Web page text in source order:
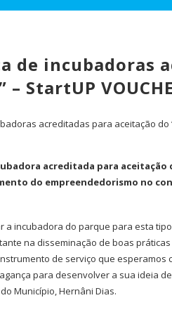
de incubadoras
– StartUP
acreditada para aceitação
do empreendedorismo no
a incubadora do parque para esta
na disseminação de boas práticas
de serviço que esperamos
para desenvolver a sua ideia
Município, Hernâni Dias.